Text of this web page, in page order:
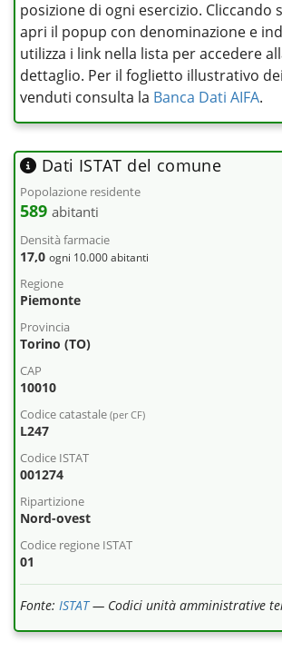
posizione di ogni esercizio. Cliccando
apri il popup con denominazione e
utilizza i link nella lista per accedere
dettaglio. Per il foglietto illustrativo
venduti consulta la Banca Dati AIFA.
Dati ISTAT del comune
Popolazione residente
589 abitanti
Densità farmacie
17,0 ogni 10.000 abitanti
Regione
Piemonte
Provincia
Torino (TO)
CAP
10010
Codice catastale (per CF)
L247
Codice ISTAT
001274
Ripartizione
Nord-ovest
Codice regione ISTAT
01
Fonte: ISTAT— Codici unità amministrative